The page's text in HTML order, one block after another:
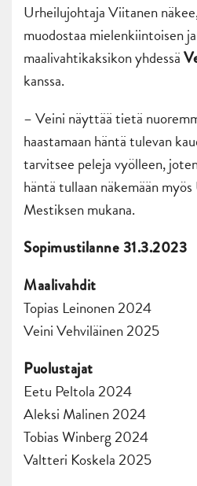
Urheilujohtaja Viitanen
muodostaa mielenkiintoisen
maalivahtikaksikon yhdessä
kanssa.
– Veini näyttää tietä
haastamaan häntä tulevan
tarvitsee peleja vyölleen,
häntä tullaan näkemään
Mestiksen mukana.
Sopimustilanne 31.3.2023
Maalivahdit
Topias Leinonen 2024
Veini Vehviläinen 2025
Puolustajat
Eetu Peltola 2024
Aleksi Malinen 2024
Tobias Winberg 2024
Valtteri Koskela 2025